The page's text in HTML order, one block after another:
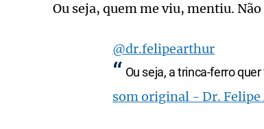
Ou seja, quem me viu, mentiu.
@dr.felipearthur
Ou seja, a trinca-ferro quer
som original - Dr.